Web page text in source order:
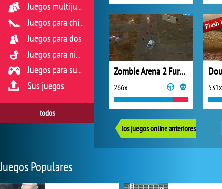
Zombie Arena 2 Fury Road
266x 531x
los juegos online anteriores
Juegos multijugador
Juegos para chicas
Juegos para dos
Juegos para niños
Juegos para sus reflejos
Sus juegos
todos
Juegos Populares